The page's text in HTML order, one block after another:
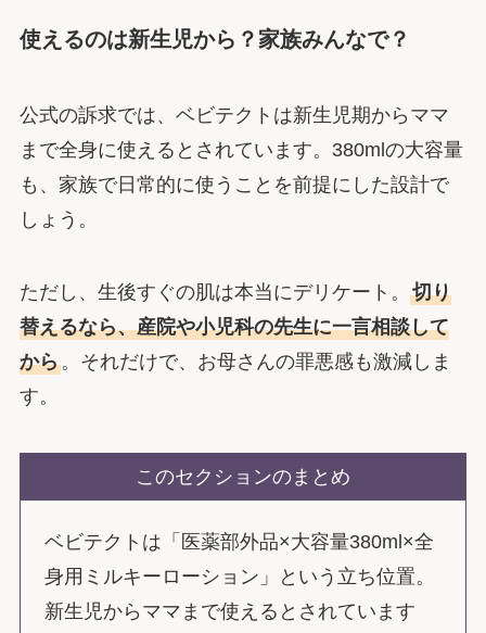
使えるのは新生児から？家族みんなで？
公式の訴求では、ベビテクトは新生児期からママ
まで全身に使えるとされています。380mlの大容量
も、家族で日常的に使うことを前提にした設計で
しょう。
ただし、生後すぐの肌は本当にデリケート。 切り
替えるなら、産院や小児科の先生に一言相談して
から。それだけで、お母さんの罪悪感も激減しま
す。
このセクションのまとめ
ベビテクトは「医薬部外品×大容量380ml×全
身用ミルキーローション」という立ち位置。
新生児からママまで使えるとされています